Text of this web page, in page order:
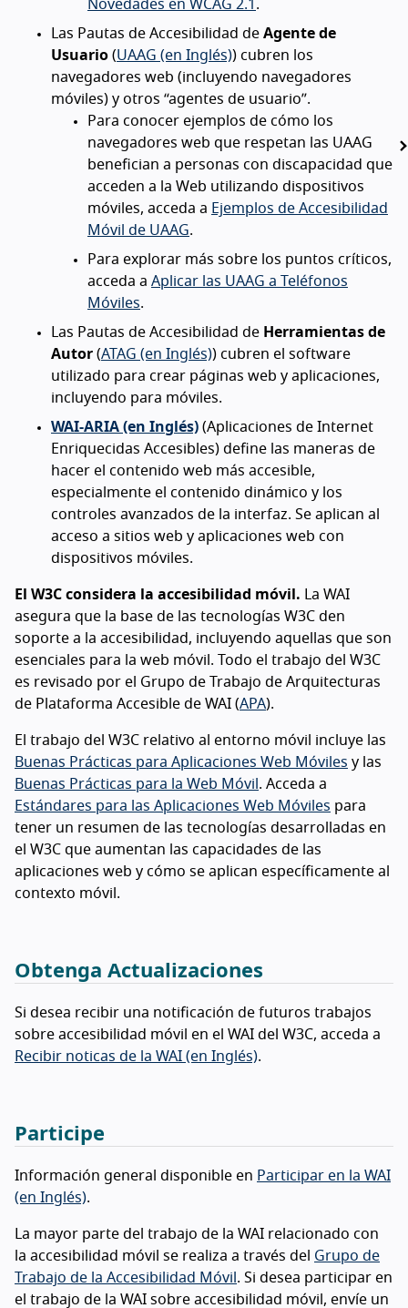
Novedades en WCAG 2.1 .
Las Pautas de Accesibilidad de Agente de
Usuario (UAAG (en Inglés)) cubren los
navegadores web (incluyendo navegadores
móviles) y otros “agentes de usuario”.
Para conocer ejemplos de cómo los
navegadores web que respetan las UAAG
benefician a personas con discapacidad que
acceden a la Web utilizando dispositivos
móviles, acceda a Ejemplos de Accesibilidad
Móvil de UAAG.
Para explorar más sobre los puntos críticos,
acceda a Aplicar las UAAG a Teléfonos
Móviles.
Las Pautas de Accesibilidad de Herramientas de
Autor (ATAG (en Inglés)) cubren el software
utilizado para crear páginas web y aplicaciones,
incluyendo para móviles.
WAI-ARIA (en Inglés) (Aplicaciones de Internet
Enriquecidas Accesibles) define las maneras de
hacer el contenido web más accesible,
especialmente el contenido dinámico y los
controles avanzados de la interfaz. Se aplican al
acceso a sitios web y aplicaciones web con
dispositivos móviles.
El W3C considera la accesibilidad móvil. La WAI
asegura que la base de las tecnologías W3C den
soporte a la accesibilidad, incluyendo aquellas que son
esenciales para la web móvil. Todo el trabajo del W3C
es revisado por el Grupo de Trabajo de Arquitecturas
de Plataforma Accesible de WAI (APA).
El trabajo del W3C relativo al entorno móvil incluye las
Buenas Prácticas para Aplicaciones Web Móviles y las
Buenas Prácticas para la Web Móvil . Acceda a
Estándares para las Aplicaciones Web Móviles para
tener un resumen de las tecnologías desarrolladas en
el W3C que aumentan las capacidades de las
aplicaciones web y cómo se aplican específicamente al
contexto móvil.
Obtenga Actualizaciones
Si desea recibir una notificación de futuros trabajos
sobre accesibilidad móvil en el WAI del W3C, acceda a
Recibir noticas de la WAI (en Inglés).
Participe
Información general disponible en Participar en la WAI
(en Inglés).
La mayor parte del trabajo de la WAI relacionado con
la accesibilidad móvil se realiza a través del Grupo de
Trabajo de la Accesibilidad Móvil . Si desea participar en
el trabajo de la WAI sobre accesibilidad móvil, envíe un